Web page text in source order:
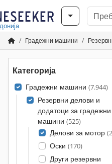
Градежни машини
Категорија
Градежни машини (7.944)
Резервни делови и
додатоци за градежни
машини (525)
Делови за мотор
Оски (170)
Други резервни